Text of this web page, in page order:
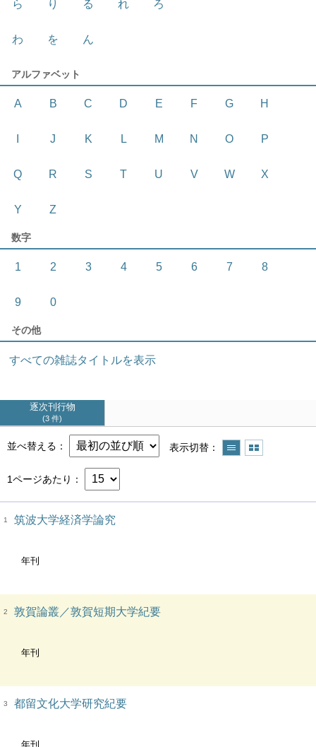
ら り る れ ろ
わ を ん
アルファベット
A B C D E F G H
J K L M N O P
Q R S T U V W X
Y Z
数字
1 2 3 4 5 6 7 8
9 0
その他
すべての雑誌タイトルを表示
逐次刊行物
3 件
並べ替える 表示切替
1ページあたり
1 筑波大学経済学論究
年刊
2 敦賀論叢／敦賀短期大学紀要
年刊
3 都留文化大学研究紀要
年刊